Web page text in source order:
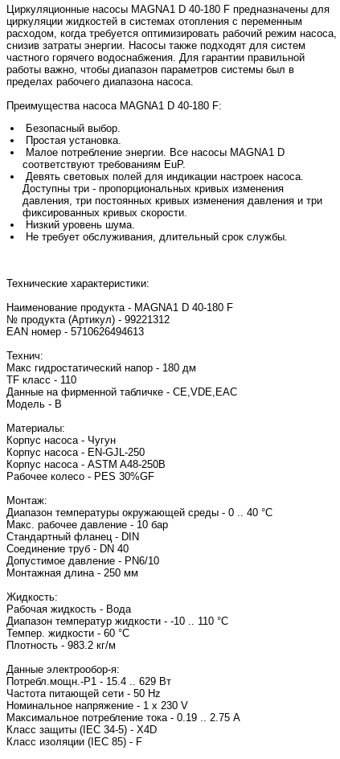
Циркуляционные насосы MAGNA1 D 40-180 F предназначены для
циркуляции жидкостей в системах отопления с переменным
расходом, когда требуется оптимизировать рабочий режим насоса,
снизив затраты энергии. Насосы также подходят для систем
частного горячего водоснабжения. Для гарантии правильной
работы важно, чтобы диапазон параметров системы был в
пределах рабочего диапазона насоса.
Преимущества насоса MAGNA1 D 40-180 F:
Безопасный выбор.
Простая установка.
Малое потребление энергии. Все насосы MAGNA1 D
соответствуют требованиям EuP.
Девять световых полей для индикации настроек насоса.
Доступны три - пропорциональных кривых изменения
давления, три постоянных кривых изменения давления и три
фиксированных кривых скорости.
Низкий уровень шума.
Не требует обслуживания, длительный срок службы.
Технические характеристики:
Наименование продукта - MAGNA1 D 40-180 F
№ продукта (Артикул) - 99221312
EAN номер - 5710626494613
Технич:
Макс гидростатический напор - 180 дм
TF класс - 110
Данные на фирменной табличке - CE,VDE,EAC
Модель - B
Материалы:
Корпус насоса - Чугун
Корпус насоса - EN-GJL-250
Корпус насоса - ASTM A48-250B
Рабочее колесо - PES 30%GF
Монтаж:
Диапазон температуры окружающей среды - 0 .. 40 °C
Макс. рабочее давление - 10 бар
Стандартный фланец - DIN
Соединение труб - DN 40
Допустимое давление - PN6/10
Монтажная длина - 250 мм
Жидкость:
Рабочая жидкость - Вода
Диапазон температур жидкости - -10 .. 110 °C
Темпер. жидкости - 60 °C
Плотность - 983.2 кг/м
Данные электрообор-я:
Потребл.мощн.-P1 - 15.4 .. 629 Вт
Частота питающей сети - 50 Hz
Номинальное напряжение - 1 x 230 V
Максимальное потребление тока - 0.19 .. 2.75 A
Класс защиты (IEC 34-5) - X4D
Класс изоляции (IEC 85) - F